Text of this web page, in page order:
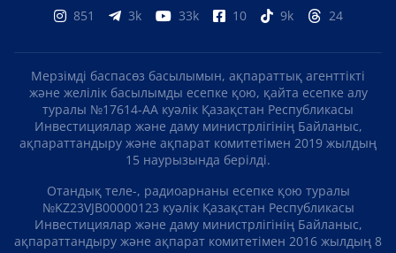
851 3k 33k 10 9k 24
Мерзімді баспасөз басылымын, ақпараттық агенттікті
және желілік басылымды есепке қою, қайта есепке алу
туралы №17614-АА куәлік Қазақстан Республикасы
Инвестициялар және даму министрлігінің Байланыс,
ақпараттандыру және ақпарат комитетімен 2019 жылдың
15 наурызында берілді.
Отандық теле-, радиоарнаны есепке қою туралы
№KZ23VJB00000123 куәлік Қазақстан Республикасы
Инвестициялар және даму министрлігінің Байланыс,
ақпараттандыру және ақпарат комитетімен 2016 жылдың 8